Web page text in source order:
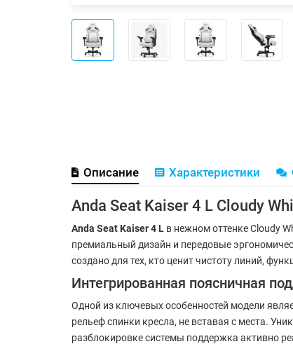
Описание Характеристики
Anda Seat Kaiser 4 L Cloudy
Anda Seat Kaiser 4 L в нежном оттенке Cloudy
премиальный дизайн и передовые
создано для тех, кто ценит чистоту линий,
Интегрированная поясничная
Одной из ключевых особенностей модели
рельеф спинки кресла, не вставая с места.
разблокировке системы поддержка активно